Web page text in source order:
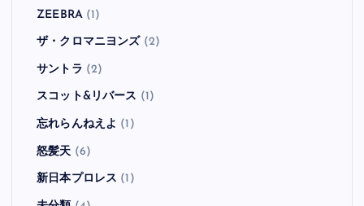
ZEEBRA(1)
ザ・クロマニヨンズ (2)
サントラ (2)
スコット&リバース (1)
忘れらんねえよ (1)
怒髪天 (6)
新日本プロレス (1)